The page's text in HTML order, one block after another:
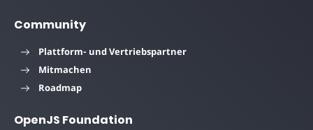
Community
Plattform- und Vertriebspartner
Mitmachen
Roadmap
OpenJS Foundation